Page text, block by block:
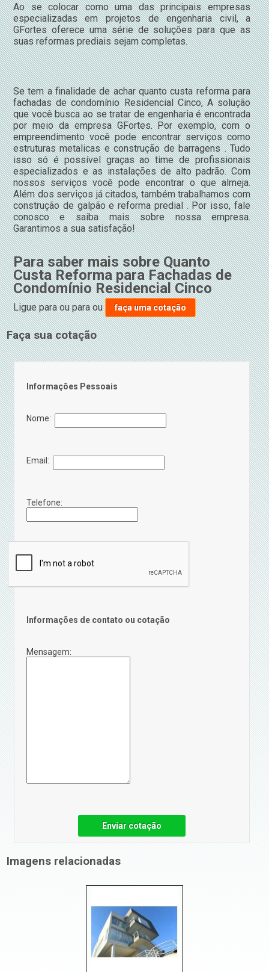
Ao se colocar como uma das principais empresas
especializadas em projetos de engenharia civil, a
GFortes oferece uma série de soluções para que as
suas reformas prediais sejam completas.
Se tem a finalidade de achar quanto custa reforma para
fachadas de condomínio Residencial Cinco, A solução
que você busca ao se tratar de engenharia é encontrada
por meio da empresa GFortes. Por exemplo, com o
empreendimento você pode encontrar serviços como
estruturas metalicas e construção de barragens . Tudo
isso só é possível graças ao time de profissionais
especializados e as instalações de alto padrão. Com
nossos serviços você pode encontrar o que almeja.
Além dos serviços já citados, também trabalhamos com
construção de galpão e reforma predial . Por isso, fale
conosco e saiba mais sobre nossa empresa.
Garantimos a sua satisfação!
Para saber mais sobre Quanto
Custa Reforma para Fachadas de
Condomínio Residencial Cinco
Ligue paraou paraou faça uma cotação
Faça sua cotação
Informações Pessoais
Nome:
Email:
Telefone:
Informações de contato ou cotação
Mensagem:
Enviar cotação
Imagens relacionadas